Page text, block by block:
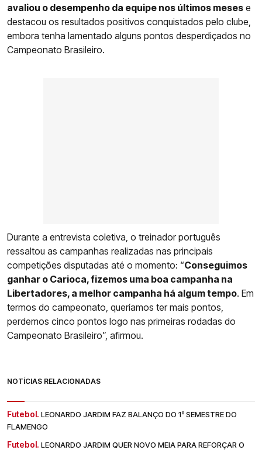
avaliou o desempenho da equipe nos últimos meses e
destacou os resultados positivos conquistados pelo clube,
embora tenha lamentado alguns pontos desperdiçados no
Campeonato Brasileiro.
Durante a entrevista coletiva, o treinador português
ressaltou as campanhas realizadas nas principais
competições disputadas até o momento: “Conseguimos
ganhar o Carioca, fizemos uma boa campanha na
Libertadores, a melhor campanha há algum tempo. Em
termos do campeonato, queríamos ter mais pontos,
perdemos cinco pontos logo nas primeiras rodadas do
Campeonato Brasileiro”, afirmou.
NOTÍCIAS RELACIONADAS
Futebol. LEONARDO JARDIM FAZ BALANÇO DO 1º SEMESTRE DO
FLAMENGO
Futebol. LEONARDO JARDIM QUER NOVO MEIA PARA REFORÇAR O